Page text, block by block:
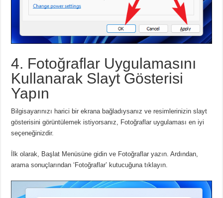
4. Fotoğraflar Uygulamasını
Kullanarak Slayt Gösterisi
Yapın
Bilgisayarınızı harici bir ekrana bağladıysanız ve resimlerinizin slayt
gösterisini görüntülemek istiyorsanız, Fotoğraflar uygulaması en iyi
seçeneğinizdir.
İlk olarak, Başlat Menüsüne gidin ve Fotoğraflar yazın.Ardından,
arama sonuçlarından ‘Fotoğraflar’ kutucuğuna tıklayın.